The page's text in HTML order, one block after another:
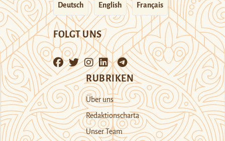
Deutsch English Français
FOLGT UNS
RUBRIKEN
Über uns
Redaktionscharta
Unser Team